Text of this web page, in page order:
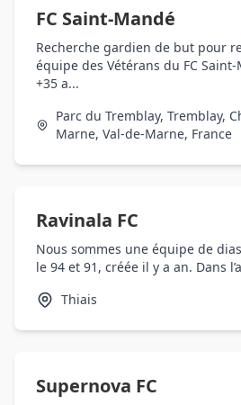
FC Saint-Mandé
Recherche gardien de but pour
équipe des Vétérans du FC
+35 a...
Parc du Tremblay, Tremblay,
Marne, Val-de-Marne, France
Ravinala FC
Nous sommes une équipe de
le 94 et 91, créée il y a an. Dans
Thiais
Supernova FC